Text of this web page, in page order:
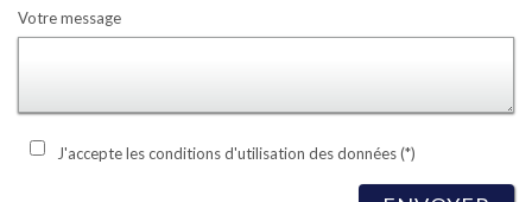
Votre message
J'accepte les conditions d'utilisation des données (*)